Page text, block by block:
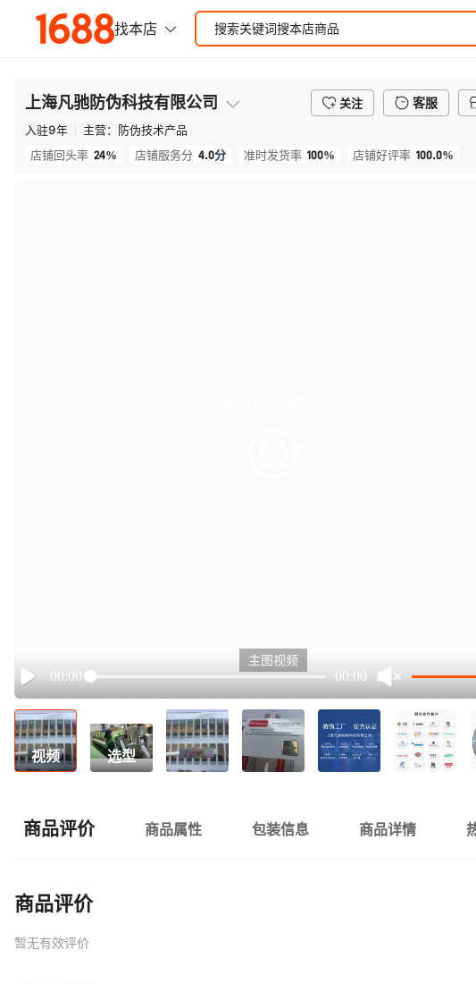
上海凡驰防伪科技有限公司 关注 客服
入驻9年 主营：
防伪技术产品
店铺回头率 24% 店铺服务分 4.0分 准时发货率 100% 店铺好评率 100.0%
Play
00:00 00:00
主图视频
视频 选型
商品评价 商品属性 包装信息 商品详情
商品评价
暂无有效评价